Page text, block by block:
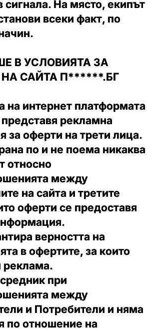
сигнала. На място, екипът
всеки факт, по
В УСЛОВИЯТА ЗА
САЙТА П******.БГ
на интернет платформата
рекламна
за оферти на трети лица.
по и не поема никаква
относно
между
на сайта и третите
оферти се предоставя
верността на
в офертите, за които
реклама.
при
между
и Потребители и няма
по отношение на